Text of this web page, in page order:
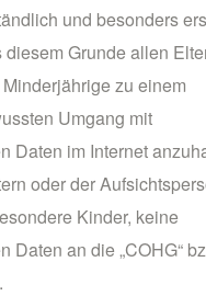
und besonders
diesem Grunde allen
zu einem
Umgang mit
Daten im Internet
oder der
Kinder, keine
Daten an die „COHG“